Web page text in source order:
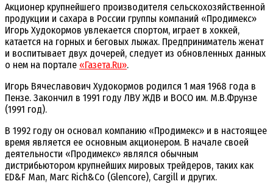
Акционер крупнейшего производителя сельскохозяйственной
продукции и сахара в России группы компаний «Продимекс»
Игорь Худокормов увлекается спортом, играет в хоккей,
катается на горных и беговых лыжах. Предприниматель женат
и воспитывает двух дочерей, следует из обновленных данных
о нем на портале «Газета.Ru».
Игорь Вячеславович Худокормов родился 1 мая 1968 года в
Пензе. Закончил в 1991 году ЛВУ ЖДВ и ВОСО им. М.В.Фрунзе
(1991 год).
В 1992 году он основал компанию «Продимекс» и в настоящее
время является ее основным акционером. В начале своей
деятельности «Продимекс» являлся обычным
дистрибьютором крупнейших мировых трейдеров, таких как
ED&F Man, Marc Rich&Co (Glencore), Cargill и других.